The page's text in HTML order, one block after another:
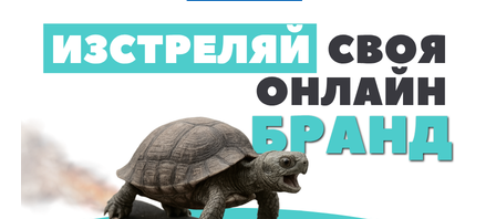
заглавия, впечатления и приятен разговор за
литература.
Тези частици изгарят в атмосферата над нас и
ние ги виждаме като ярки падащи звезди. На тъмно
и високо място могат да бъдат забелязани около 100
падащи звезди на час. На Градище, заради
близостта на града, броят им е значително по-
малък, но все пак много по- голям, отколкото в
обикновена лятна вечер.